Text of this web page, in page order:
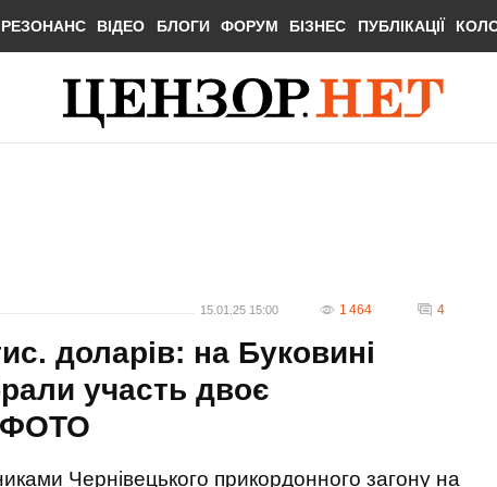
РЕЗОНАНС ВІДЕО БЛОГИ ФОРУМ БІЗНЕС ПУБЛІКАЦІЇ
15.01.25 15:00 1 464 4
доларів: на Буковині
участь двоє
ФОТО
Чернівецького прикордонного загону на